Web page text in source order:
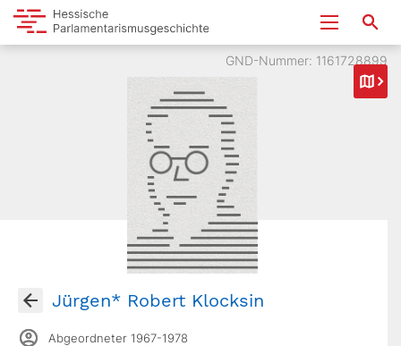
GND-Nummer: 1161728899
Jürgen* Robert Klocksin
Abgeordneter 1967-1978